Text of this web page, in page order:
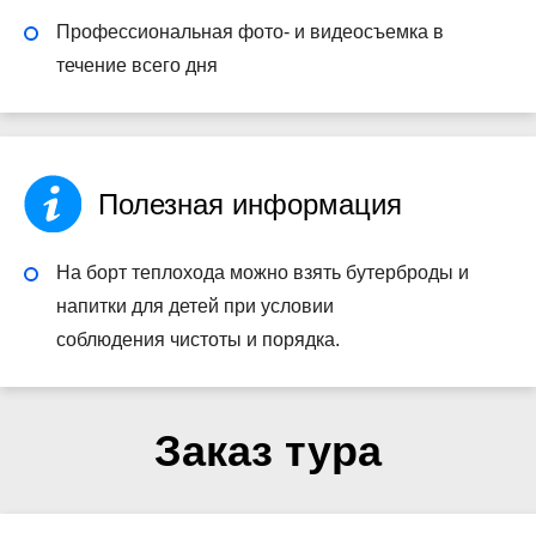
Профессиональная фото- и видеосъемка в
течение всего дня
Полезная информация
На борт теплохода можно взять бутерброды и
напитки для детей при условии
соблюдения чистоты и порядка.
Заказ тура